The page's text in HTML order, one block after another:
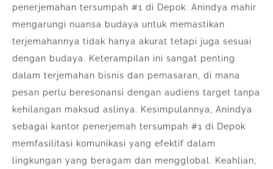
penerjemahan tersumpah #1 di Depok. Anindya mahir
mengarungi nuansa budaya untuk memastikan
terjemahannya tidak hanya akurat tetapi juga sesuai
dengan budaya. Keterampilan ini sangat penting
dalam terjemahan bisnis dan pemasaran, di mana
pesan perlu beresonansi dengan audiens target tanpa
kehilangan maksud aslinya. Kesimpulannya, Anindya
sebagai kantor penerjemah tersumpah #1 di Depok
memfasilitasi komunikasi yang efektif dalam
lingkungan yang beragam dan mengglobal. Keahlian,